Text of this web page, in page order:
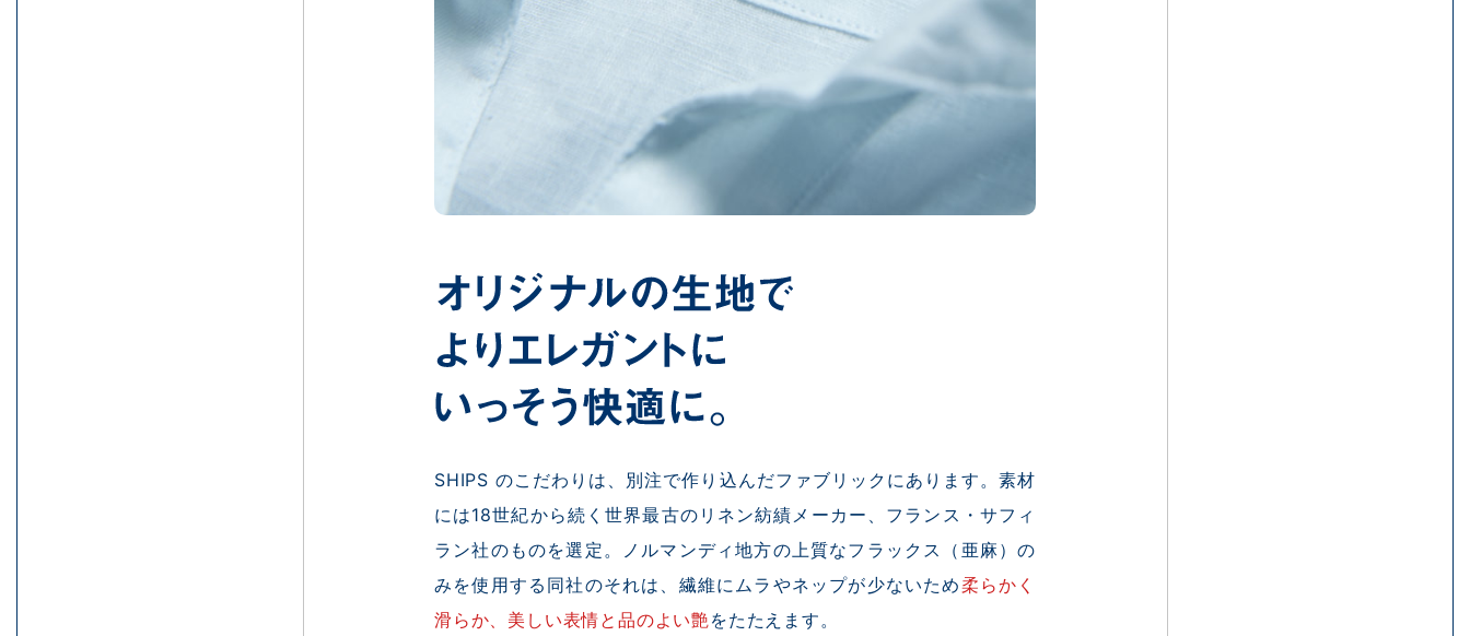
SHIPS のこだわりは、別注で作り込んだファブリックにあります。素材
には18世紀から続く世界最古のリネン紡績メーカー、フランス・サフィ
ラン社のものを選定。ノルマンディ地方の上質なフラックス（亜麻）の
みを使用する同社のそれは、繊維にムラやネップが少ないため柔らかく
滑らか、美しい表情と品のよい艶をたたえます。